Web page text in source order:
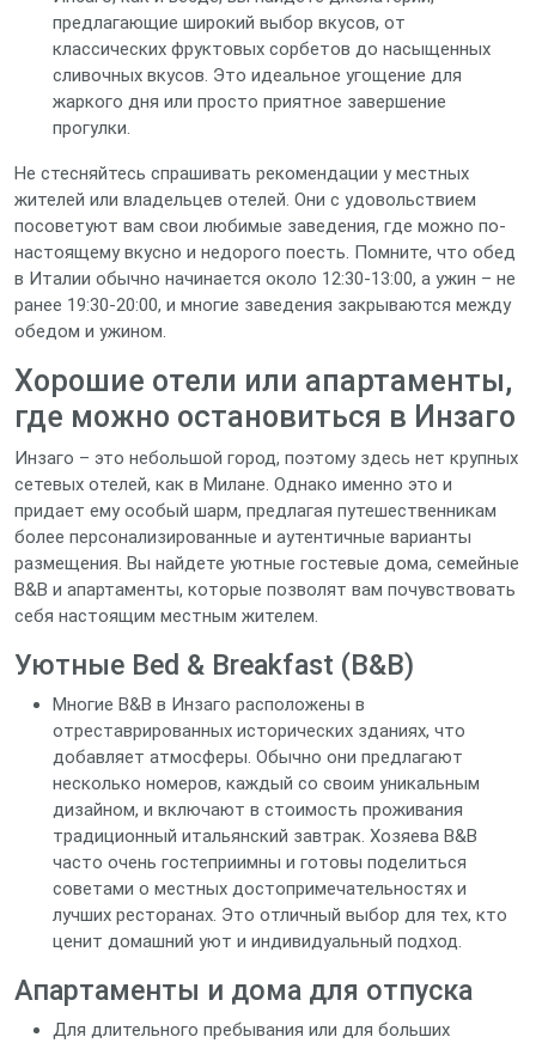
предлагающие широкий выбор вкусов, от
классических фруктовых сорбетов до насыщенных
сливочных вкусов. Это идеальное угощение для
жаркого дня или просто приятное завершение
прогулки.
Не стесняйтесь спрашивать рекомендации у местных
жителей или владельцев отелей. Они с удовольствием
посоветуют вам свои любимые заведения, где можно по-
настоящему вкусно и недорого поесть. Помните, что обед
в Италии обычно начинается около 12:30-13:00, а ужин – не
ранее 19:30-20:00, и многие заведения закрываются между
обедом и ужином.
Хорошие отели или апартаменты,
где можно остановиться в Инзаго
Инзаго – это небольшой город, поэтому здесь нет крупных
сетевых отелей, как в Милане. Однако именно это и
придает ему особый шарм, предлагая путешественникам
более персонализированные и аутентичные варианты
размещения. Вы найдете уютные гостевые дома, семейные
B&B и апартаменты, которые позволят вам почувствовать
себя настоящим местным жителем.
Уютные Bed & Breakfast (B&B)
Многие B&B в Инзаго расположены в
отреставрированных исторических зданиях, что
добавляет атмосферы. Обычно они предлагают
несколько номеров, каждый со своим уникальным
дизайном, и включают в стоимость проживания
традиционный итальянский завтрак. Хозяева B&B
часто очень гостеприимны и готовы поделиться
советами о местных достопримечательностях и
лучших ресторанах. Это отличный выбор для тех, кто
ценит домашний уют и индивидуальный подход.
Апартаменты и дома для отпуска
Для длительного пребывания или для больших